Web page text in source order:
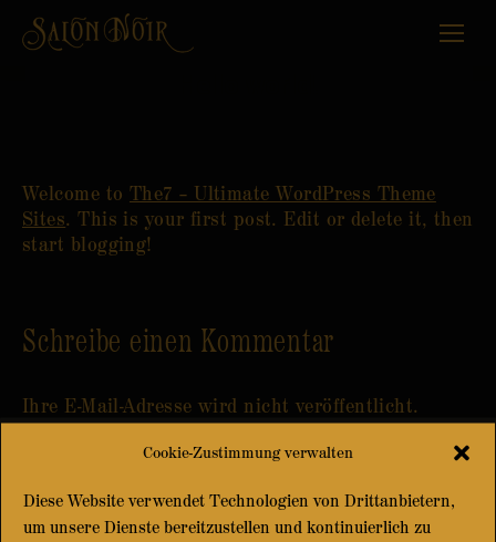
Cookie-Zustimmung verwalten
Diese Website verwendet Technologien von Drittanbietern,
um unsere Dienste bereitzustellen und kontinuierlich zu
Welcome to The7 – Ultimate WordPress Theme
Sites. This is your first post. Edit or delete it, then
start blogging!
Schreibe einen Kommentar
Ihre E-Mail-Adresse wird nicht veröffentlicht.
Pflichtfelder sind mit*markiert.